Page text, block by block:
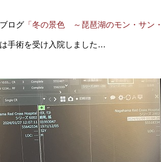
ログ 「冬の景色 ～琵琶湖のモン・サン
手術を受け入院しました…